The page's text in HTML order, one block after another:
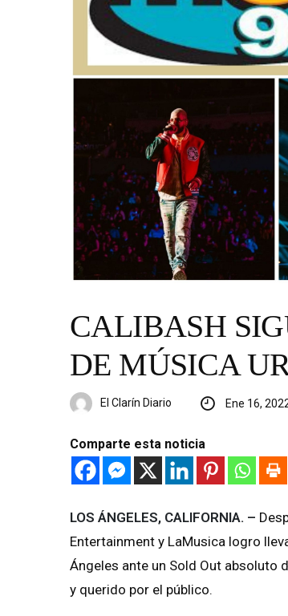
CALIBASH
DE MÚSICA
El Clarín Diario Ene 16,
Comparte esta noticia
LOS ÁNGELES, CALIFORNIA. –
Entertainment y LaMusica logro
Ángeles ante un Sold Out absoluto
y querido por el público.